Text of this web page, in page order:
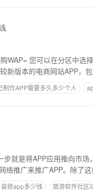
本，具有前端操作和后端系统。 2.较新版本的电商网站APP
制作APP需要多久多少个人
就是将APP应用推向市场
络推广来推广APP。除了
装修app多少钱 旅游软件社区